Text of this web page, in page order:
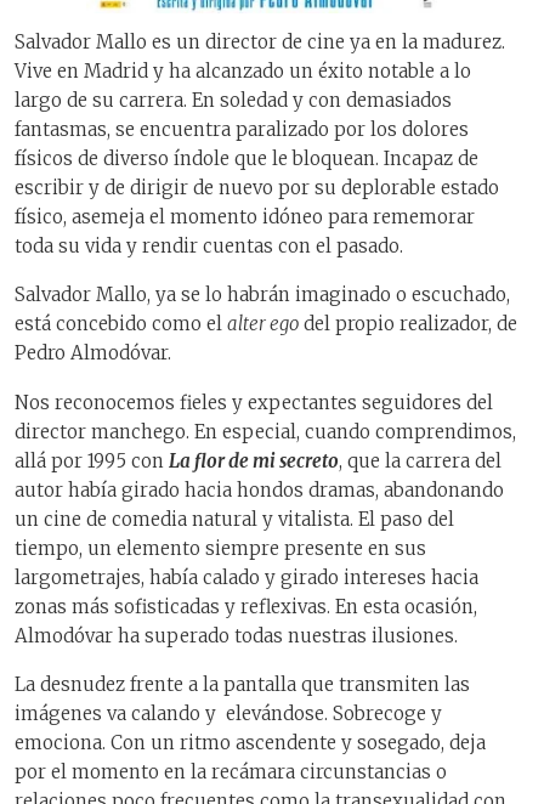
Salvador Mallo es un director de cine ya en la madurez.
Vive en Madrid y ha alcanzado un éxito notable a lo
largo de su carrera. En soledad y con demasiados
fantasmas, se encuentra paralizado por los dolores
físicos de diverso índole que le bloquean. Incapaz de
escribir y de dirigir de nuevo por su deplorable estado
físico, asemeja el momento idóneo para rememorar
toda su vida y rendir cuentas con el pasado.
Salvador Mallo, ya se lo habrán imaginado o escuchado,
está concebido como el alter ego del propio realizador, de
Pedro Almodóvar.
Nos reconocemos fieles y expectantes seguidores del
director manchego. En especial, cuando comprendimos,
allá por 1995 con La flor de mi secreto, que la carrera del
autor había girado hacia hondos dramas, abandonando
un cine de comedia natural y vitalista. El paso del
tiempo, un elemento siempre presente en sus
largometrajes, había calado y girado intereses hacia
zonas más sofisticadas y reflexivas. En esta ocasión,
Almodóvar ha superado todas nuestras ilusiones.
La desnudez frente a la pantalla que transmiten las
imágenes va calando y elevándose. Sobrecoge y
emociona. Con un ritmo ascendente y sosegado, deja
por el momento en la recámara circunstancias o